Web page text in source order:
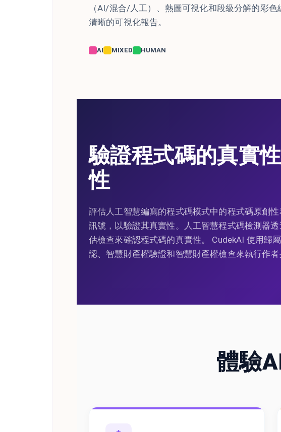
（AI/混合/人工）、熱圖可視化和段級分解的彩
清晰的可視化報告。
AI MIXED HUMAN
驗證程式碼的真實
性
評估人工智慧編寫的程式碼模式中的程式碼原創
訊號，以驗證其真實性。人工智慧程式碼檢測器
估檢查來確認程式碼的真實性。 CudekAI 使用歸
認、智慧財產權驗證和智慧財產權檢查來執行作者
體驗